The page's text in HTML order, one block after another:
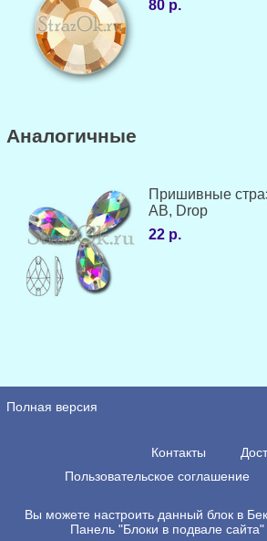
80 р.
Аналогичные
Пришивные
AB, Drop
22 р.
Полная версия
Контакты
Пользовательское соглашение
Вы можете настроить данный блок в
Панель "Блоки в подвале